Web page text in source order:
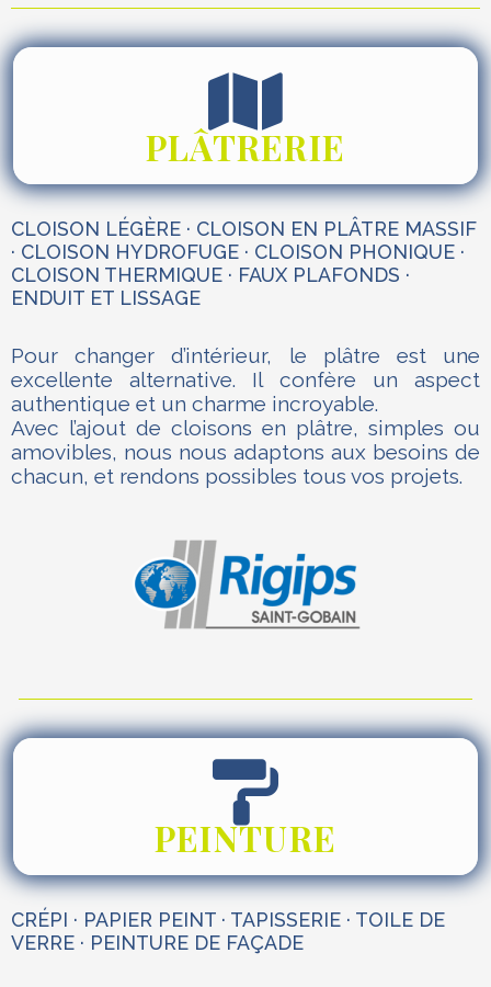
PLÂTRERIE
CLOISON LÉGÈRE · CLOISON EN PLÂTRE MASSIF
· CLOISON HYDROFUGE · CLOISON PHONIQUE ·
CLOISON THERMIQUE · FAUX PLAFONDS ·
ENDUIT ET LISSAGE
Pour changer d’intérieur, le plâtre est une
excellente alternative. Il confère un aspect
authentique et un charme incroyable.
Avec l’ajout de cloisons en plâtre, simples ou
amovibles, nous nous adaptons aux besoins de
chacun, et rendons possibles tous vos projets.
PEINTURE
CRÉPI · PAPIER PEINT · TAPISSERIE · TOILE DE
VERRE · PEINTURE DE FAÇADE